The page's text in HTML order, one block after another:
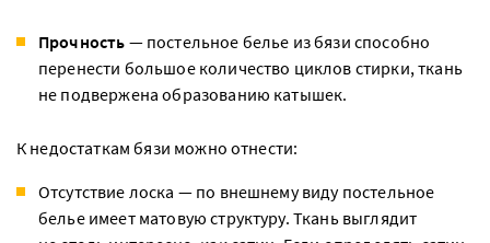
Прочность — постельное белье из бязи способно
перенести большое количество циклов стирки, ткань
не подвержена образованию катышек.
К недостаткам бязи можно отнести:
Отсутствие лоска — по внешнему виду постельное
белье имеет матовую структуру. Ткань выглядит